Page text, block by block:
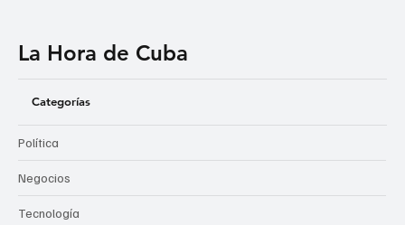
La Hora de Cuba
Categorías
Política
Negocios
Tecnología